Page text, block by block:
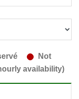
Not
availability)